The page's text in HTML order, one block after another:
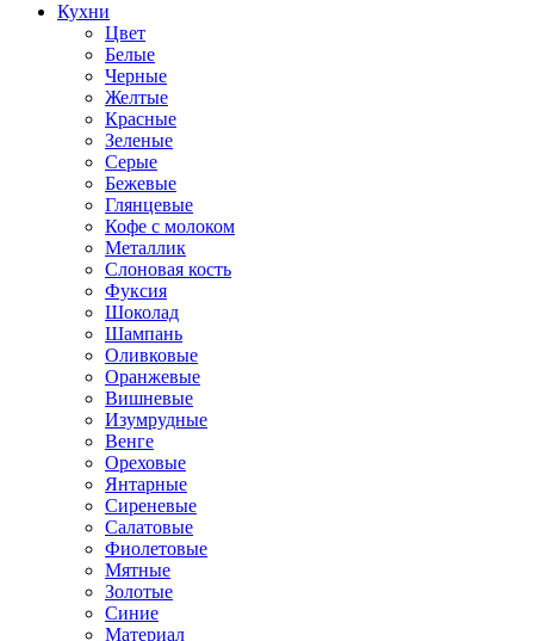
Кухни
Цвет
Белые
Черные
Желтые
Красные
Зеленые
Серые
Бежевые
Глянцевые
Кофе с молоком
Металлик
Слоновая кость
Фуксия
Шоколад
Шампань
Оливковые
Оранжевые
Вишневые
Изумрудные
Венге
Ореховые
Янтарные
Сиреневые
Салатовые
Фиолетовые
Мятные
Золотые
Синие
Материал